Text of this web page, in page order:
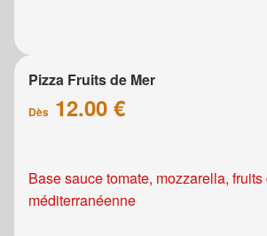
Pizza Fruits de Mer
Dès 12.00 €
Base sauce tomate, mozzarella,
méditerranéenne